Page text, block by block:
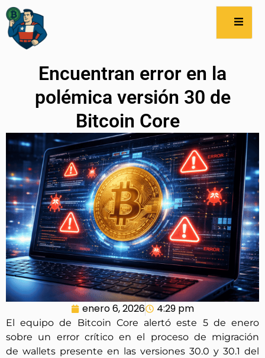
Encuentran error en la
polémica versión 30 de
Bitcoin Core
enero 6, 2026 4:29 pm
El equipo de Bitcoin Core alertó este 5 de enero
sobre un error crítico en el proceso de migración
de wallets presente en las versiones 30.0 y 30.1 del